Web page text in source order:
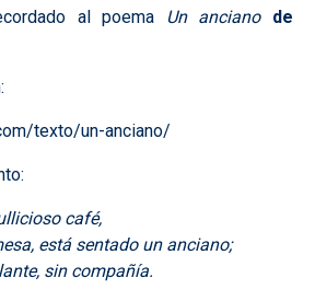
al poema Un anciano de
texto/un-anciano/
café,
está sentado un anciano;
sin compañía.